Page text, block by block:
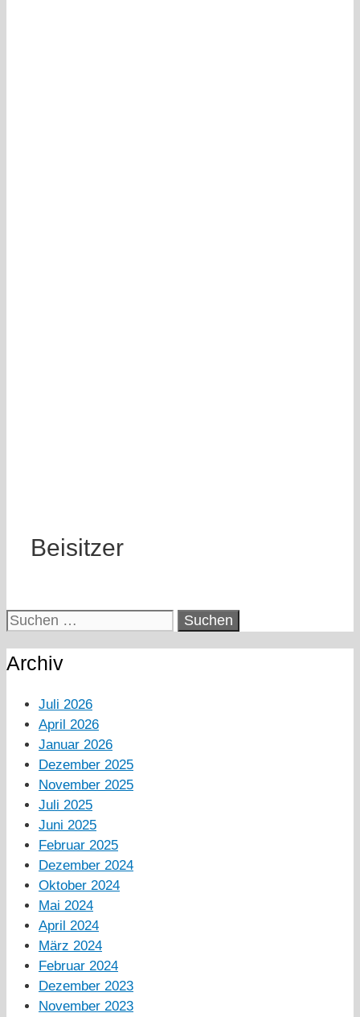
Beisitzer
Suchen
Archiv
Juli 2026
April 2026
Januar 2026
Dezember 2025
November 2025
Juli 2025
Juni 2025
Februar 2025
Dezember 2024
Oktober 2024
Mai 2024
April 2024
März 2024
Februar 2024
Dezember 2023
November 2023